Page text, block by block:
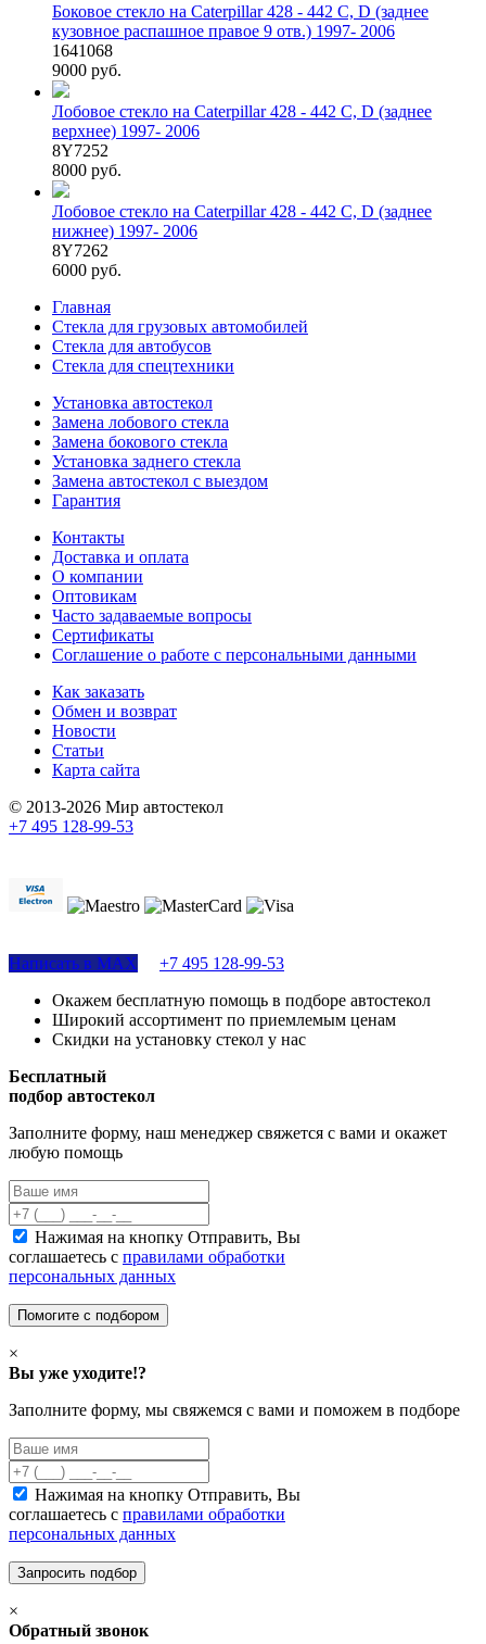
Боковое стекло на Caterpillar 428 - 442 C, D (заднее
кузовное распашное правое 9 отв.) 1997- 2006
1641068
9000 руб.
Лобовое стекло на Caterpillar 428 - 442 C, D (заднее
верхнее) 1997- 2006
8Y7252
8000 руб.
Лобовое стекло на Caterpillar 428 - 442 C, D (заднее
нижнее) 1997- 2006
8Y7262
6000 руб.
Главная
Стекла для грузовых автомобилей
Стекла для автобусов
Стекла для спецтехники
Установка автостекол
Замена лобового стекла
Замена бокового стекла
Установка заднего стекла
Замена автостекол с выездом
Гарантия
Контакты
Доставка и оплата
О компании
Оптовикам
Часто задаваемые вопросы
Сертификаты
Соглашение о работе с персональными данными
Как заказать
Обмен и возврат
Новости
Статьи
Карта сайта
© 2013-2026 Мир автостекол
+7 495 128-99-53
Написать в MAX
+7 495 128-99-53
Окажем бесплатную помощь в подборе автостекол
Широкий ассортимент по приемлемым ценам
Скидки на установку стекол у нас
Бесплатный
подбор автостекол
Заполните форму, наш менеджер свяжется с вами и окажет
любую помощь
Нажимая на кнопку Отправить, Вы
соглашаетесь с правилами обработки
персональных данных
×
Вы уже уходите!?
Заполните форму, мы свяжемся с вами и поможем в подборе
Нажимая на кнопку Отправить, Вы
соглашаетесь с правилами обработки
персональных данных
×
Обратный звонок